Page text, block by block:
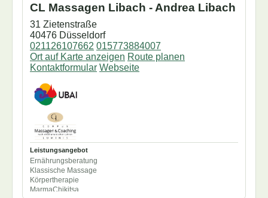
Marmamassage
Mukabhyanga
Nasya
Netra Tarpana
Oelguss
Padabhyanga
Physiotherapie
Pizzichili
Pulsdiagnose
Samvahana
Seminare/Workshops
Seminarküche
Shiroabhyanga
Shirodara
Swarabhyanga
Swedana
Synchron
Udarabhyanga
Udvartana
CL Massagen Libach - Andrea Libach
31 Zietenstraße
40476 Düsseldorf
021126107662 015773884007
Ort auf Karte anzeigen Route planen
Kontaktformular Webseite
Leistungsangebot
Ernährungsberatung
Klassische Massage
Körpertherapie
MarmaChikitsa